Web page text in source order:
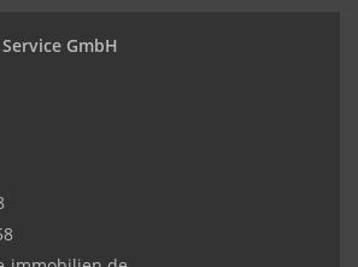
GmbH